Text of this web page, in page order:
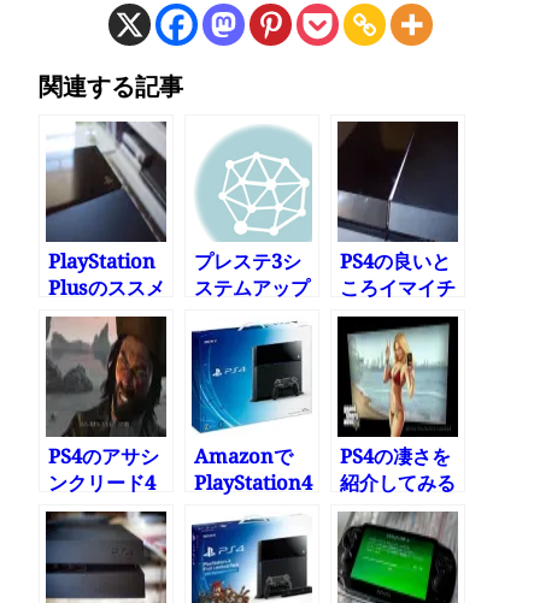
関連する記事
PlayStation
Plusのススメ
プレステ3シ
ステムアップ
PS4の良いと
ころイマイチ
な所
PS4のアサシ
ンクリード4
の画面が綺麗
ですげー
Amazonで
PlayStation4
が12月14日
15%お安く
PS4の凄さを
紹介してみる
– Grand
Theft Auto 5